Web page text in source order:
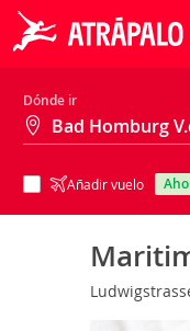
Dónde ir
Añadir vuelo